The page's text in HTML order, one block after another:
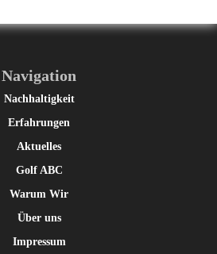
Navigation
Nachhaltigkeit
Erfahrungen
Aktuelles
Golf ABC
Warum Wir
Über uns
Impressum